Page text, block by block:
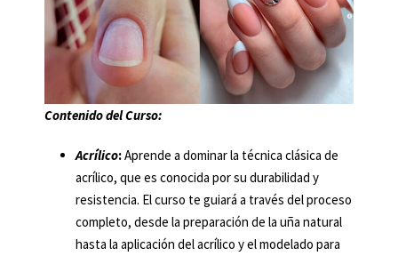
Contenido del Curso:
Acrílico:Aprende a dominar la técnica clásica de
acrílico, que es conocida por su durabilidad y
resistencia. El curso te guiará a través del proceso
completo, desde la preparación de la uña natural
hasta la aplicación del acrílico y el modelado para